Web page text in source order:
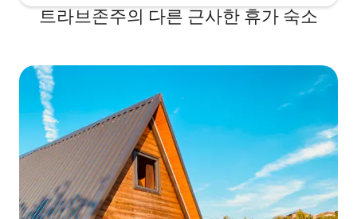
트라브존주의 다른 근사한 휴가 숙소